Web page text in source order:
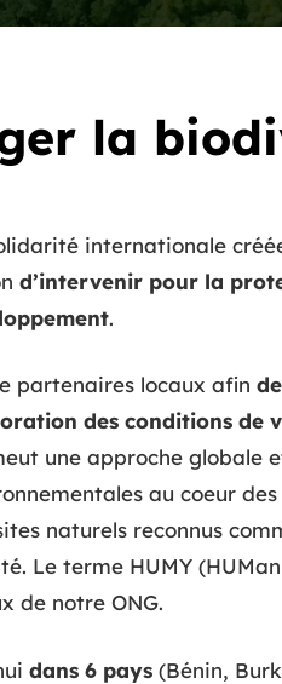
la
internationale
d’intervenir pour la
.
partenaires locaux afin
des conditions de
une approche globale
au coeur
naturels reconnus
Le terme HUMY
de notre ONG.
dans 6 pays(Bénin,